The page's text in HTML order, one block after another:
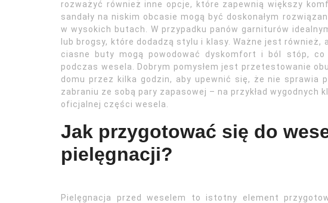
rozważyć również inne opcje, które zapewnią większy
sandały na niskim obcasie mogą być doskonałym
w wysokich butach. W przypadku panów garniturów
lub brogsy, które dodadzą stylu i klasy. Ważne jest również,
ciasne buty mogą powodować dyskomfort i ból stóp, co
podczas wesela. Dobrym pomysłem jest przetestowanie
domu przez kilka godzin, aby upewnić się, że nie sprawia
zabraniu ze sobą pary zapasowej – na przykład wygodnych
oficjalnej części wesela.
Jak przygotować się do
pielęgnacji?
Pielęgnacja przed weselem to istotny element